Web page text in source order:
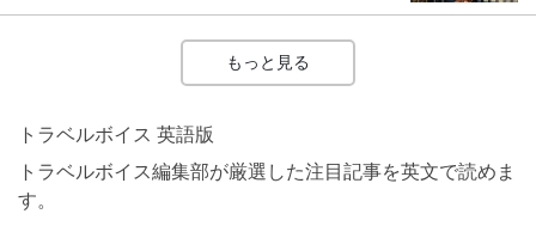
もっと見る
トラベルボイス 英語版
トラベルボイス編集部が厳選した注目記事を英文で読めま
す。